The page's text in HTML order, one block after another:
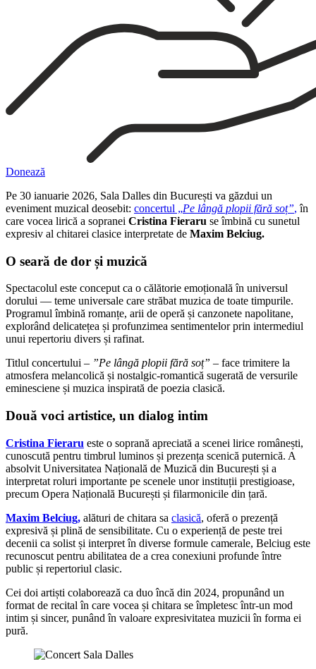
Donează
Pe 30 ianuarie 2026, Sala Dalles din București va găzdui un
eveniment muzical deosebit: concertul „Pe lângă plopii fără soț”, în
care vocea lirică a sopranei Cristina Fieraru se îmbină cu sunetul
expresiv al chitarei clasice interpretate de Maxim Belciug.
O seară de dor și muzică
Spectacolul este conceput ca o călătorie emoțională în universul
dorului — teme universale care străbat muzica de toate timpurile.
Programul îmbină romanțe, arii de operă și canzonete napolitane,
explorând delicatețea și profunzimea sentimentelor prin intermediul
unui repertoriu divers și rafinat.
Titlul concertului – ”Pe lângă plopii fără soț” – face trimitere la
atmosfera melancolică și nostalgic-romantică sugerată de versurile
eminesciene și muzica inspirată de poezia clasică.
Două voci artistice, un dialog intim
Cristina Fieraru este o soprană apreciată a scenei lirice românești,
cunoscută pentru timbrul luminos și prezența scenică puternică. A
absolvit Universitatea Națională de Muzică din București și a
interpretat roluri importante pe scenele unor instituții prestigioase,
precum Opera Națională București și filarmonicile din țară.
Maxim Belciug, alături de chitara sa clasică, oferă o prezență
expresivă și plină de sensibilitate. Cu o experiență de peste trei
decenii ca solist și interpret în diverse formule camerale, Belciug este
recunoscut pentru abilitatea de a crea conexiuni profunde între
public și repertoriul clasic.
Cei doi artiști colaborează ca duo încă din 2024, propunând un
format de recital în care vocea și chitara se împletesc într-un mod
intim și sincer, punând în valoare expresivitatea muzicii în forma ei
pură.